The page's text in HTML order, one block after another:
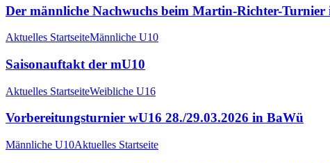
Der männliche Nachwuchs beim Martin-Richter-Turnier
Aktuelles StartseiteMännliche U10
Saisonauftakt der mU10
Aktuelles StartseiteWeibliche U16
Vorbereitungsturnier wU16 28./29.03.2026 in BaWü
Männliche U10Aktuelles Startseite